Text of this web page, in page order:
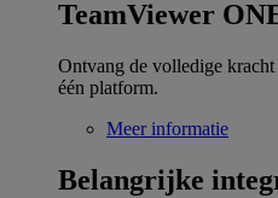
TeamViewer
Ontvang de volledige
één platform.
Meer informatie
Belangrijke